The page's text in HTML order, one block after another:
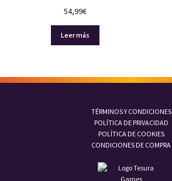
54,99€
Leer más
TÉRMINOS Y CONDICIONES
POLÍTICA DE PRIVACIDAD
POLÍTICA DE COOKIES
CONDICIONES DE COMPRA